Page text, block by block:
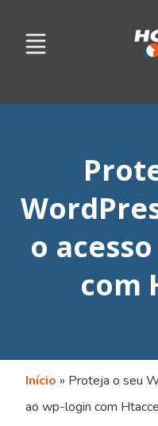
o
com
Início » Proteja o seu
ao wp-login com